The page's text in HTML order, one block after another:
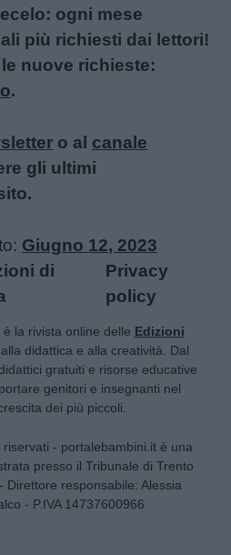
ogni mese
più richiesti dai lettori!
nuove richieste:
.
o al canale
gli ultimi
Giugno 12, 2023
di
Privacy
policy
la rivista online delle Edizioni
didattica e alla creatività. Dal
gratuiti e risorse educative
genitori e insegnanti nel
dei più piccoli.
- portalebambini.it è una
presso il Tribunale di Trento
Direttore responsabile: Alessia
- P.IVA 14737600966